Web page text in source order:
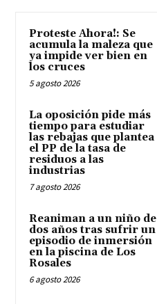
Proteste Ahora!: Se
acumula la maleza que
ya impide ver bien en
los cruces
5 agosto 2026
La oposición pide más
tiempo para estudiar
las rebajas que plantea
el PP de la tasa de
residuos a las
industrias
7 agosto 2026
Reaniman a un niño de
dos años tras sufrir un
episodio de inmersión
en la piscina de Los
Rosales
6 agosto 2026